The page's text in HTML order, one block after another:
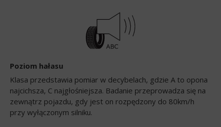
Poziom hałasu
Klasa przedstawia pomiar w decybelach, gdzie A to opona
najcichsza, C najgłośniejsza. Badanie przeprowadza się na
zewnątrz pojazdu, gdy jest on rozpędzony do 80km/h
przy wyłączonym silniku.